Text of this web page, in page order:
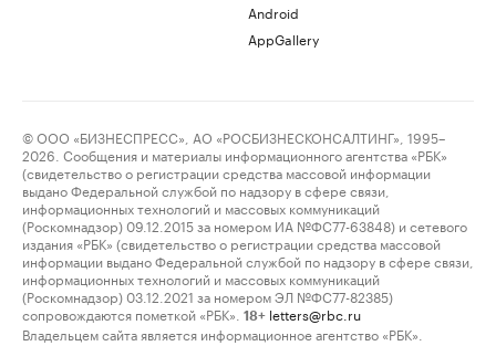
Android
AppGallery
© ООО «БИЗНЕСПРЕСС», АО «РОСБИЗНЕСКОНСАЛТИНГ», 1995–
2026. Сообщения и материалы информационного агентства «РБК»
(свидетельство о регистрации средства массовой информации
выдано Федеральной службой по надзору в сфере связи,
информационных технологий и массовых коммуникаций
(Роскомнадзор) 09.12.2015 за номером ИА №ФС77-63848) и сетевого
издания «РБК» (свидетельство о регистрации средства массовой
информации выдано Федеральной службой по надзору в сфере связи,
информационных технологий и массовых коммуникаций
(Роскомнадзор) 03.12.2021 за номером ЭЛ №ФС77-82385)
сопровождаются пометкой «РБК».
18+ letters@rbc.ru
Владельцем сайта является информационное агентство «РБК».